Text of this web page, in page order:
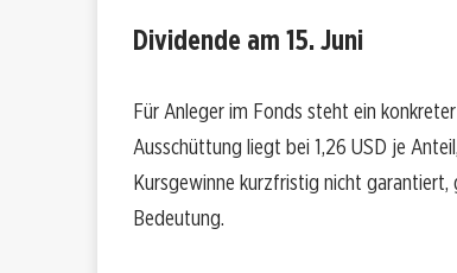
Dividende am 15. Juni
Für Anleger im Fonds steht ein
Ausschüttung liegt bei 1,26 USD je
Kursgewinne kurzfristig nicht
Bedeutung.